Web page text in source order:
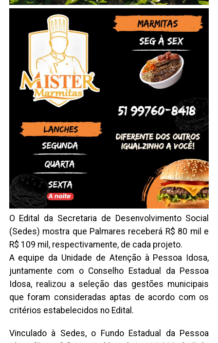
O Edital da Secretaria de Desenvolvimento Social
(Sedes) mostra que Palmares receberá R$ 80 mil e
R$ 109 mil, respectivamente, de cada projeto.
A equipe da Unidade de Atenção à Pessoa Idosa,
juntamente com o Conselho Estadual da Pessoa
Idosa, realizou a seleção das gestões municipais
que foram consideradas aptas de acordo com os
critérios estabelecidos no Edital.
Vinculado à Sedes, o Fundo Estadual da Pessoa